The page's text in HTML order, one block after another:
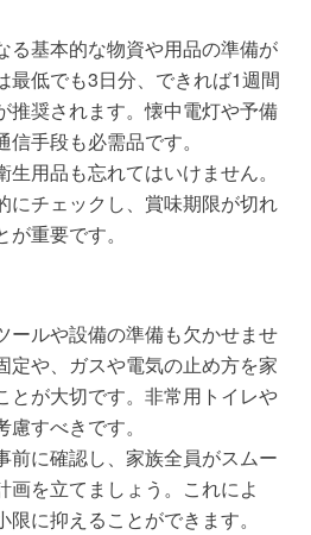
る基本的な物資や用品の準備が
最低でも3日分、できれば1週間
推奨されます。懐中電灯や予備
手段も必需品です。
用品も忘れてはいけません。
にチェックし、賞味期限が切れ
重要です。
ールや設備の準備も欠かせませ
定や、ガスや電気の止め方を家
とが大切です。非常用トイレや
すべきです。
前に確認し、家族全員がスムー
画を立てましょう。これによ
に抑えることができます。